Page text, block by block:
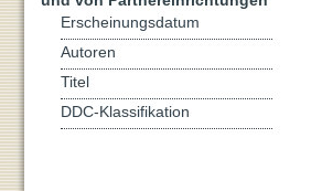
Erscheinungsdatum
Autoren
Titel
DDC-Klassifikation